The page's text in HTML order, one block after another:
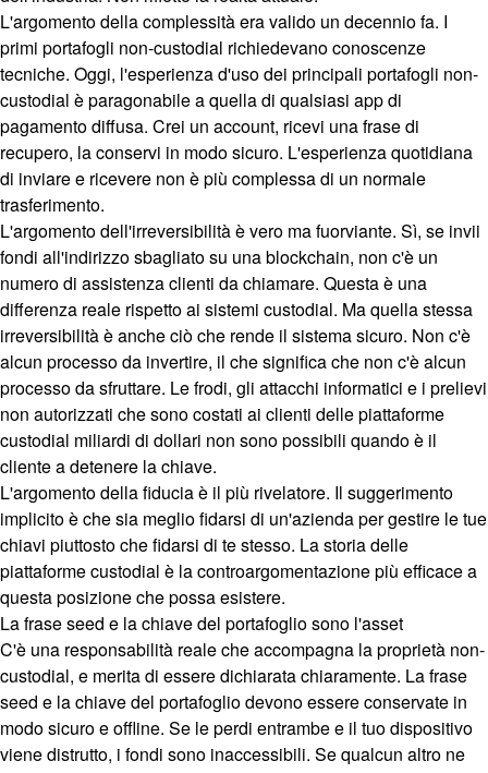
L'argomento della complessità era valido un decennio fa. I
primi portafogli non-custodial richiedevano conoscenze
tecniche. Oggi, l'esperienza d'uso dei principali portafogli non-
custodial è paragonabile a quella di qualsiasi app di
pagamento diffusa. Crei un account, ricevi una frase di
recupero, la conservi in modo sicuro. L'esperienza quotidiana
di inviare e ricevere non è più complessa di un normale
trasferimento.
L'argomento dell'irreversibilità è vero ma fuorviante. Sì, se invii
fondi all'indirizzo sbagliato su una blockchain, non c'è un
numero di assistenza clienti da chiamare. Questa è una
differenza reale rispetto ai sistemi custodial. Ma quella stessa
irreversibilità è anche ciò che rende il sistema sicuro. Non c'è
alcun processo da invertire, il che significa che non c'è alcun
processo da sfruttare. Le frodi, gli attacchi informatici e i prelievi
non autorizzati che sono costati ai clienti delle piattaforme
custodial miliardi di dollari non sono possibili quando è il
cliente a detenere la chiave.
L'argomento della fiducia è il più rivelatore. Il suggerimento
implicito è che sia meglio fidarsi di un'azienda per gestire le tue
chiavi piuttosto che fidarsi di te stesso. La storia delle
piattaforme custodial è la controargomentazione più efficace a
questa posizione che possa esistere.
La frase seed e la chiave del portafoglio sono l'asset
C'è una responsabilità reale che accompagna la proprietà non-
custodial, e merita di essere dichiarata chiaramente. La frase
seed e la chiave del portafoglio devono essere conservate in
modo sicuro e offline. Se le perdi entrambe e il tuo dispositivo
viene distrutto, i fondi sono inaccessibili. Se qualcun altro ne